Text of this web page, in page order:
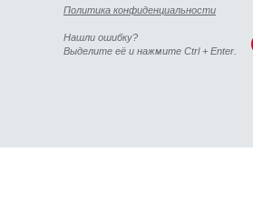
Политика конфиденциальности
Нашли ошибку?
Выделите её и нажмите Ctrl + Enter.